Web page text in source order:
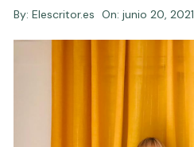
By: Elescritor.es On:junio 20, 2021